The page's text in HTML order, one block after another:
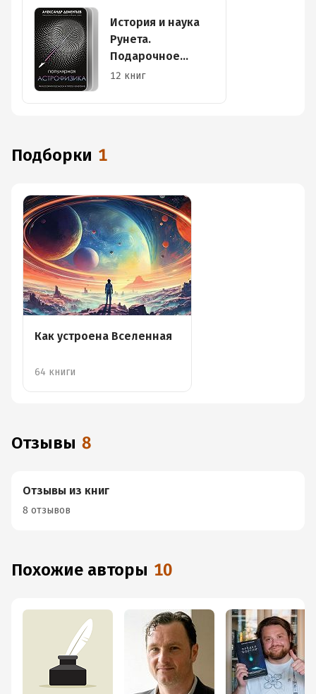
История и наука
Рунета.
Подарочное
издание
12 книг
Подборки 1
Как устроена Вселенная
64 книги
Отзывы 8
Отзывы из книг
8 отзывов
Похожие авторы 10